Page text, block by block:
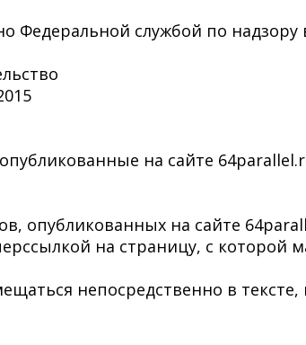
Федеральной службой по
на сайте
опубликованных на сайте
на страницу, с которой
непосредственно в